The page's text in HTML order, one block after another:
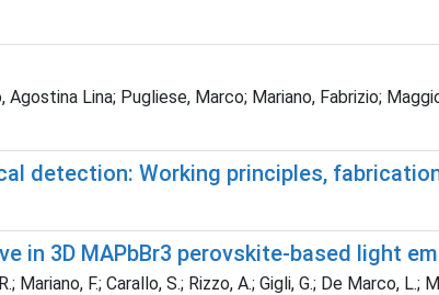
Lina; Pugliese, Marco; Mariano, Fabrizio;
detection: Working principles,
in 3D MAPbBr3 perovskite-based light
F.; Carallo, S.; Rizzo, A.; Gigli, G.; De Marco, L.;